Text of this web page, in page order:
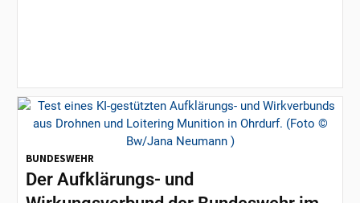
BUNDESWEHR
Der Aufklärungs- und